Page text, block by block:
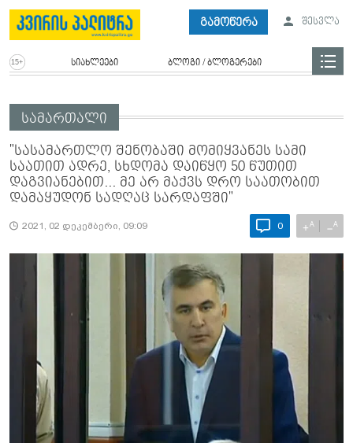
გამოწერა შესვლა
სიახლეები ბლოგი / ბლოგერები
სამართალი
"სასამართლო შენობაში მომიყვანეს სამი
საათით ადრე, სხდომა დაიწყო 50 წუთით
დაგვიანებით... მე არ მაქვს დრო საათობით
დამაყუდონ სადღაც სარდაფში"
2021, 02 დეკემბერი, 09:09 0 +A −A